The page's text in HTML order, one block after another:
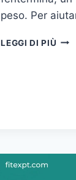
peso. Per
LEGGI DI PIÙ